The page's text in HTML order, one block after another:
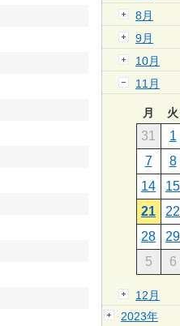
8月
9月
10月
11月
月 火
31 1
7
8
14
15
21
22
28
29
5
6
12月
2023年